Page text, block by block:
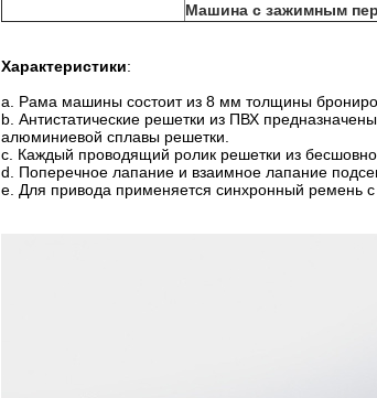
Машина с зажимным
Характеристики:
a. Рама машины состоит из 8 мм толщины
b. Антистатические решетки из ПВХ
алюминиевой сплавы решетки.
c. Каждый проводящий ролик решетки из
d. Поперечное лапание и взаимное лапание
e. Для привода применяется синхронный ремень